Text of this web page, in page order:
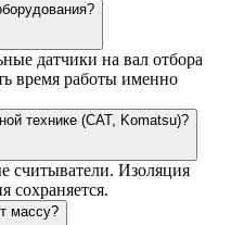
датчики на вал отбора
время работы именно
технике (CAT, Komatsu)?
считыватели. Изоляция
сохраняется.
массу?